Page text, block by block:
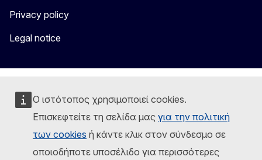
Ο ιστότοπος χρησιμοποιεί cookies.
Επισκεφτείτε τη σελίδα μας για την πολιτική
των cookies ή κάντε κλικ στον σύνδεσμο σε
οποιοδήποτε υποσέλιδο για περισσότερες
Privacy policy
Legal notice